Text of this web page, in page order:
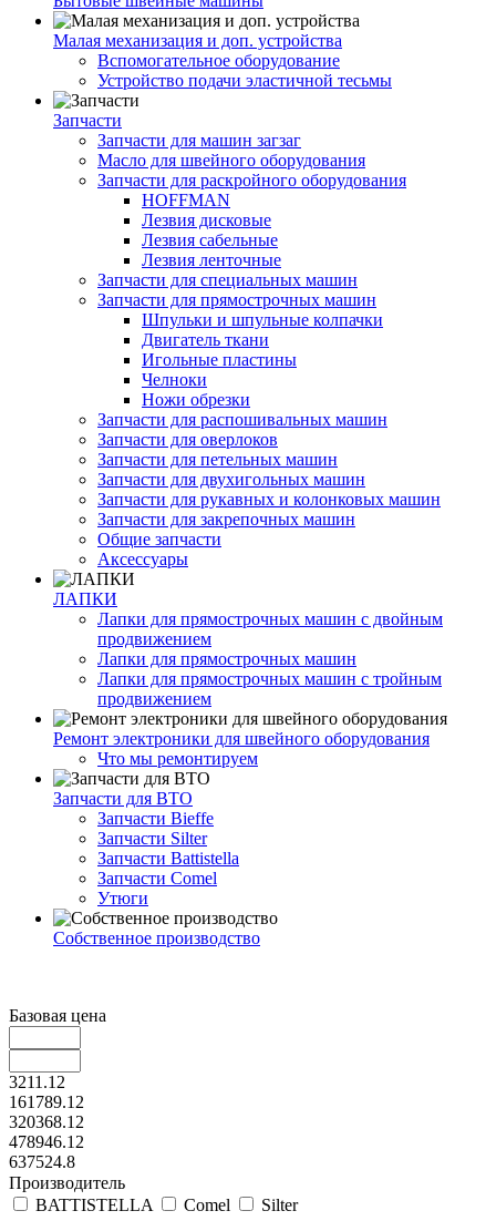
Малая механизация и доп. устройства
Вспомогательное оборудование
Устройство подачи эластичной тесьмы
Запчасти
Запчасти для машин загзаг
Масло для швейного оборудования
Запчасти для раскройного оборудования
HOFFMAN
Лезвия дисковые
Лезвия сабельные
Лезвия ленточные
Запчасти для специальных машин
Запчасти для прямострочных машин
Шпульки и шпульные колпачки
Двигатель ткани
Игольные пластины
Челноки
Ножи обрезки
Запчасти для распошивальных машин
Запчасти для оверлоков
Запчасти для петельных машин
Запчасти для двухигольных машин
Запчасти для рукавных и колонковых машин
Запчасти для закрепочных машин
Общие запчасти
Аксессуары
ЛАПКИ
Лапки для прямострочных машин с двойным
продвижением
Лапки для прямострочных машин
Лапки для прямострочных машин с тройным
продвижением
Ремонт электроники для швейного оборудования
Что мы ремонтируем
Запчасти для ВТО
Запчасти Bieffe
Запчасти Silter
Запчасти Battistella
Запчасти Comel
Утюги
Собственное производство
Базовая цена
3211.12
161789.12
320368.12
478946.12
637524.8
Производитель
BATTISTELLA
Comel Silter